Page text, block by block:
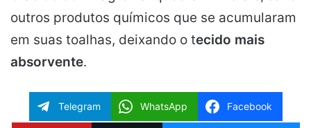
outros produtos químicos que se acumularam
em suas toalhas, deixando o tecido mais
absorvente.
Telegram WhatsApp Facebook